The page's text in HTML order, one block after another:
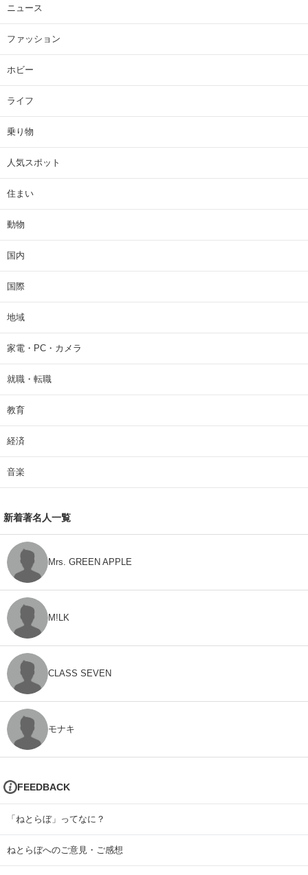
ニュース
ファッション
ホビー
ライフ
乗り物
人気スポット
住まい
動物
国内
国際
地域
家電・PC・カメラ
就職・転職
教育
経済
音楽
新着著名人一覧
Mrs. GREEN APPLE
M!LK
CLASS SEVEN
モナキ
FEEDBACK
「ねとらぼ」ってなに？
ねとらぼへのご意見・ご感想